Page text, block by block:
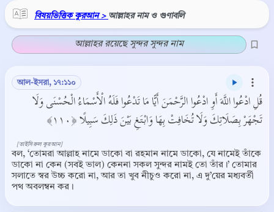
বিষয়ভিত্তিক কুরআন > আল্লাহর নাম ও গুণাবলি
আল্লাহর রয়েছে সুন্দর সুন্দর নাম
আল-ইসরা, ১৭:১১০
قُلِ ادْعُوا اللَّهَ أَوِ ادْعُوا الرَّحْمَنَ أَيًّا مَا تَدْعُوا فَلَهُ الْأَسْمَاءُ الْحُسْنَى وَلَا
تَجْهَرْ بِصَلَاتِكَ وَلَا تُخَافِتْ بِهَا وَابْتَغِ بَيْنَ ذَلِكَ سَبِيلًا ﴿١١٠﴾
বল, ‘তোমরা আল্লাহ নামে ডাকো বা রহমান নামে ডাকো, যে নামেই তাঁকে
ডাকো না কেন (সবই ভাল) কেননা সকল সুন্দর নামই তো তাঁর।’ তোমার
সলাতে স্বর উচ্চ করো না, আর তা খুব নীচুও করো না, এ দু’য়ের মধ্যবর্তী
পথ অবলম্বন কর।
[তাইসিরুল কুরআন]